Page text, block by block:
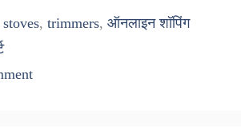
stoves, trimmers, ऑनलाइन शॉपिंग